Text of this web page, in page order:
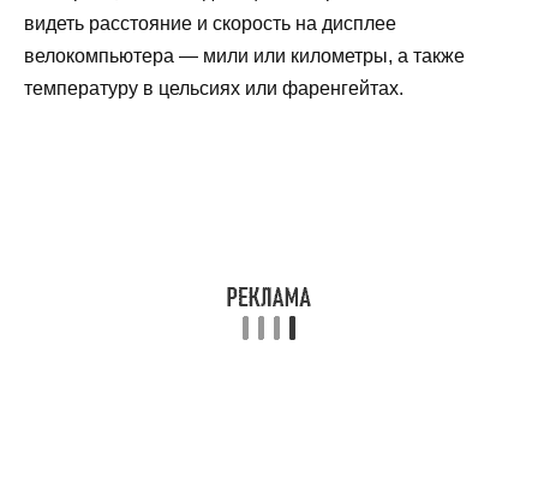
видеть расстояние и скорость на дисплее
велокомпьютера — мили или километры, а также
температуру в цельсиях или фаренгейтах.